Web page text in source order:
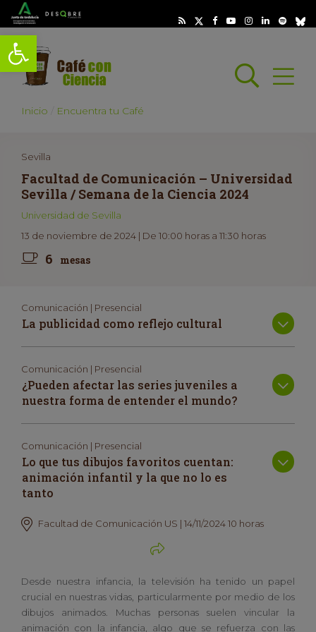
Abrir barra de herramientas
Abrir
Inicio Encuentra tu Café
Sevilla
Facultad de Comunicación – Universidad
Sevilla / Semana de la Ciencia 2024
Universidad de Sevilla
13 de noviembre de 2024 | De 10:00 horas a 11:30 horas
6 mesas
Comunicación | Presencial
La publicidad como reflejo cultural
Comunicación | Presencial
¿Pueden afectar las series juveniles a
nuestra forma de entender el mundo?
Comunicación | Presencial
Lo que tus dibujos favoritos cuentan:
animación infantil y la que no lo es
tanto
Facultad de Comunicación US | 14/11/2024 10 horas
Desde nuestra infancia, la televisión ha tenido un papel
crucial en nuestras vidas, particularmente por medio de los
dibujos animados. Muchas personas suelen vincular la
animación con la infancia, algo que se refuerza con las